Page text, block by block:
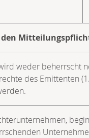
weder beherrscht
des Emittenten